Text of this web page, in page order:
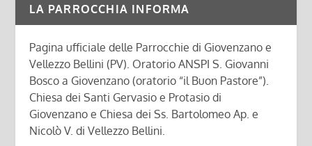
LA PARROCCHIA INFORMA
Pagina ufficiale delle Parrocchie di Giovenzano e
Vellezzo Bellini (PV). Oratorio ANSPI S. Giovanni
Bosco a Giovenzano (oratorio “il Buon Pastore”).
Chiesa dei Santi Gervasio e Protasio di
Giovenzano e Chiesa dei Ss. Bartolomeo Ap. e
Nicolò V. di Vellezzo Bellini.